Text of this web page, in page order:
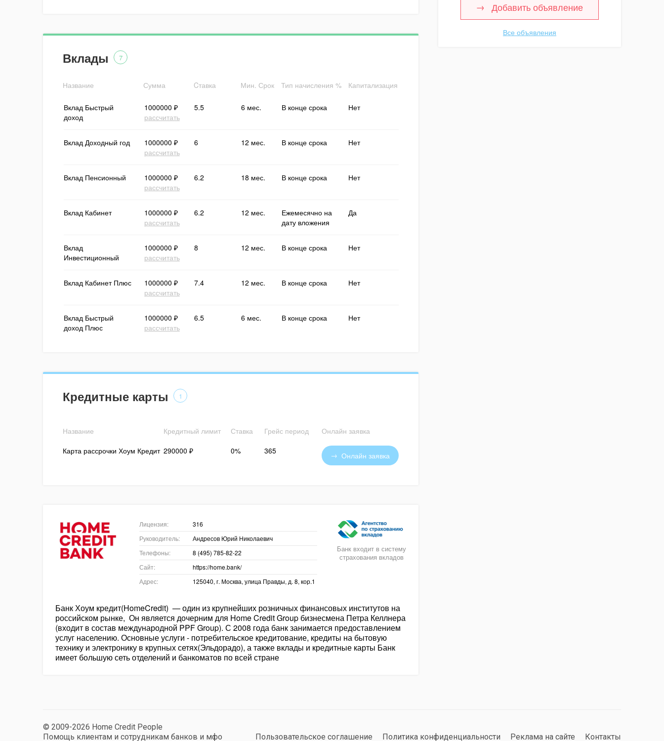
Вклады 7
Название Сумма Cтавка Мин. Срок Тип начисления % Капитализация
Вклад Быстрый
доход
1000000 ₽
рассчитать
5.5 6 мес. В конце срока Нет
Вклад Доходный год
1000000 ₽
рассчитать
6 12 мес. В конце срока Нет
Вклад Пенсионный
1000000 ₽
рассчитать
6.2 18 мес. В конце срока Нет
Вклад Кабинет
1000000 ₽
рассчитать
6.2 12 мес.
Ежемесячно на
дату вложения
Да
Вклад
Инвестиционный
1000000 ₽
рассчитать
8 12 мес. В конце срока Нет
Вклад Кабинет Плюс
1000000 ₽
рассчитать
7.4 12 мес. В конце срока Нет
Вклад Быстрый
доход Плюс
1000000 ₽
рассчитать
6.5 6 мес. В конце срока Нет
Кредитные карты 1
Название
Карта рассрочки Хоум Кредит
Кредитный лимит
290000 ₽
Ставка
0%
Грейс период
365
Онлайн заявка
Онлайн заявка
Лицензия:
316
Руководитель:
Андресов Юрий Николаевич
Телефоны:
8 (495) 785-82-22
Сайт:
https://home.bank/
Адрес:
125040, г. Москва, улица Правды, д. 8, кор.1
Банк входит в систему
страхования вкладов
Банк Хоум кредит(HomeCredit) — один из крупнейших розничных финансовых институтов на
российском рынке, Он является дочерним для Home Credit Group бизнесмена Петра Келлнера
(входит в состав международной PPF Group). С 2008 года банк занимается предоставлением
услуг населению. Основные услуги - потребительское кредитование, кредиты на бытовую
технику и электронику в крупных сетях(Эльдорадо), а также вклады и кредитные карты Банк
имеет большую сеть отделений и банкоматов по всей стране
Добавить объявление
Все объявления
© 2009-2026 Home Credit People
Помощь клиентам и сотрудникам банков и мфо
Пользовательское соглашение Политика конфиденциальности Реклама на сайте Контакты